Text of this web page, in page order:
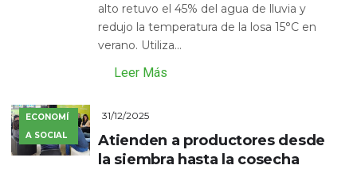
alto retuvo el 45% del agua de lluvia y
redujo la temperatura de la losa 15°C en
verano. Utiliza...
Leer Más
ECONOMÍ
A SOCIAL
31/12/2025
Atienden a productores desde
la siembra hasta la cosecha